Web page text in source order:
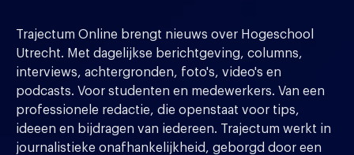
Trajectum Online brengt nieuws over Hogeschool
Utrecht. Met dagelijkse berichtgeving, columns,
interviews, achtergronden, foto's, video's en
podcasts. Voor studenten en medewerkers. Van een
professionele redactie, die openstaat voor tips,
ideeen en bijdragen van iedereen. Trajectum werkt in
journalistieke onafhankelijkheid, geborgd door een